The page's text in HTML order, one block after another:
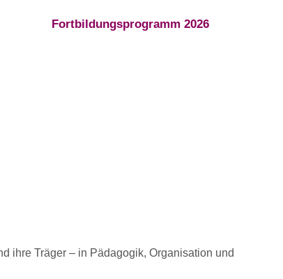
Fortbildungsprogramm 2026
ihre Träger – in Pädagogik, Organisation und